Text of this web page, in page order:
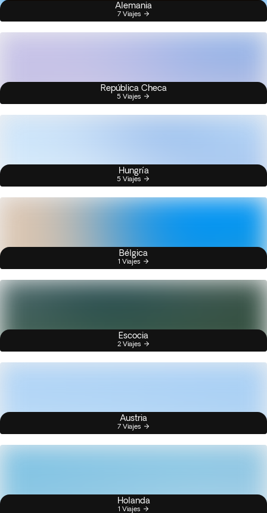
Alemania
7 Viajes
República Checa
5 Viajes
Hungría
5 Viajes
Bélgica
1 Viajes
Escocia
2 Viajes
Austria
7 Viajes
Holanda
1 Viajes